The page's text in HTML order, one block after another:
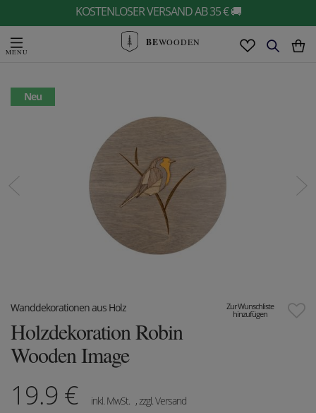
KOSTENLOSER VERSAND AB 35 € 🚚
BEWOODEN
Neu
Zur Wunschliste
hinzufügen
Wanddekorationen aus Holz
Holzdekoration Robin
Wooden Image
19.9 € inkl. MwSt. , zzgl. Versand